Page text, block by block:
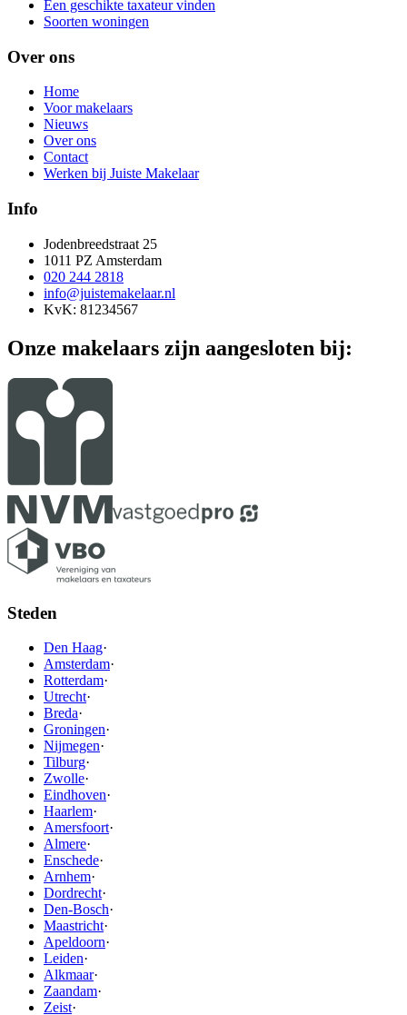
Een geschikte taxateur vinden
Soorten woningen
Over ons
Home
Voor makelaars
Nieuws
Over ons
Contact
Werken bij Juiste Makelaar
Info
Jodenbreedstraat 25
1011 PZ Amsterdam
020 244 2818
info@juistemakelaar.nl
KvK: 81234567
Onze makelaars zijn aangesloten bij:
Steden
Den Haag·
Amsterdam·
Rotterdam·
Utrecht·
Breda·
Groningen·
Nijmegen·
Tilburg·
Zwolle·
Eindhoven·
Haarlem·
Amersfoort·
Almere·
Enschede·
Arnhem·
Dordrecht·
Den-Bosch·
Maastricht·
Apeldoorn·
Leiden·
Alkmaar·
Zaandam·
Zeist·